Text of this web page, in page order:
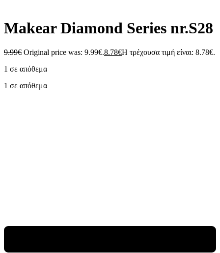
Makear Diamond Series nr.S28
9.99€ Original price was: 9.99€.8.78€Η τρέχουσα τιμή είναι: 8.78€.
1 σε απόθεμα
1 σε απόθεμα